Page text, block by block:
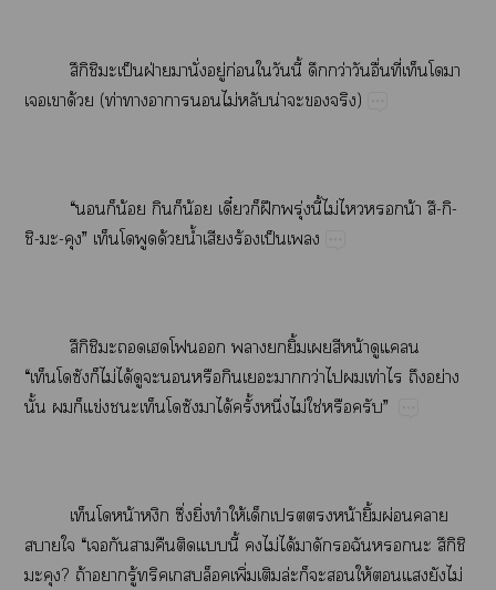
ึิ​​ป็​ฝ่​​ั่​ู่​ก่​​​ี้​​ว่​​ื่​ี่​​
​​ด้​(​ท่​​​​ไม่​​น่​​​)
“​​​น้​​​น้​ี๋​ฝึ​ุ่​ี้​ไม่​​​น้​--
--”​​​ด้​น้ำ​​ร้​ป็​
ึิ​​​​​​​ิ้​​​น้​​​
“​​​ไม่​ได้​​​​​​​​ว่​​​ท่​​​ย่​
ั้​​​ข่​​​​ได้​ั้​ึ่​ไม่​ใช่​​”
​น้​​ึ่​ิ่​​ให้​​​​น้​ิ้​ผ่​​
​​“​​​​​​​ี้​​ไม่​ได้​​​​ึิ​
​?​ถ้​​ู้​ิ่​​ล่​​​​ให้​​​​ไม่​